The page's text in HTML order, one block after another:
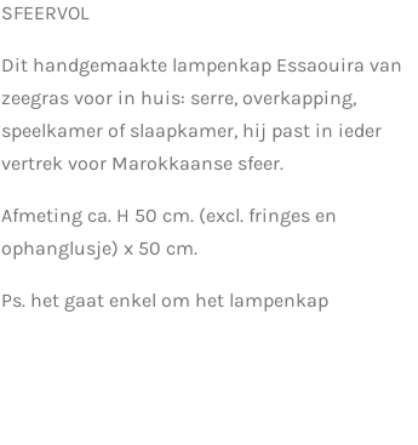
SFEERVOL
Dit handgemaakte lampenkap Essaouira van
zeegras voor in huis: serre, overkapping,
speelkamer of slaapkamer, hij past in ieder
vertrek voor Marokkaanse sfeer.
Afmeting ca. H 50 cm. (excl. fringes en
ophanglusje) x 50 cm.
Ps. het gaat enkel om het lampenkap